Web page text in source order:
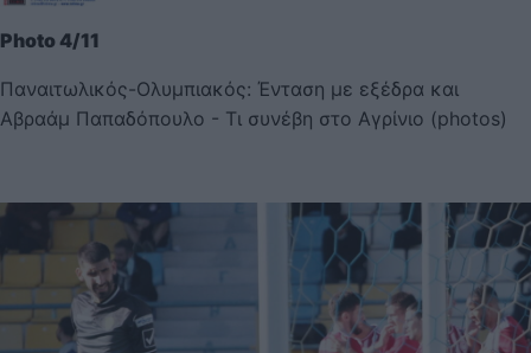
Photo 4/11
Παναιτωλικός-Ολυμπιακός: Ένταση με εξέδρα και
Αβραάμ Παπαδόπουλο - Τι συνέβη στο Αγρίνιο (photos)